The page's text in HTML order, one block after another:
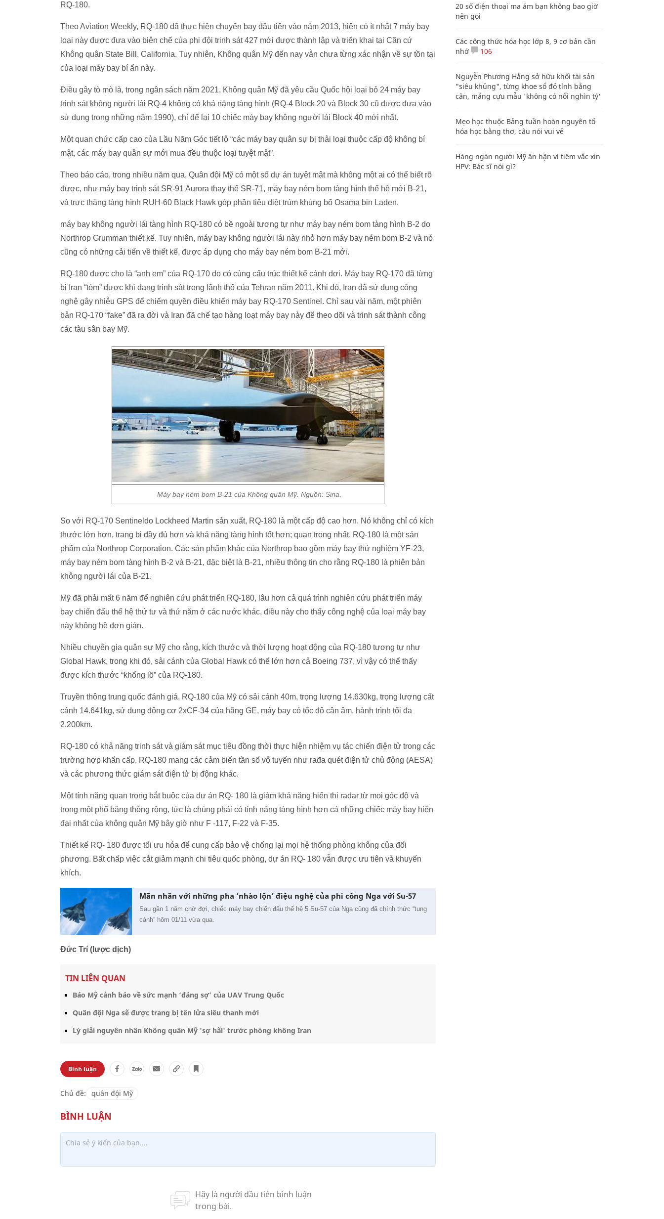
RQ-180.
Theo Aviation Weekly, RQ-180 đã thực hiện chuyến bay đầu tiên vào năm 2013, hiện có ít nhất 7 máy bay
loại này được đưa vào biên chế của phi đội trinh sát 427 mới được thành lập và triển khai tại Căn cứ
Không quân State Bill, California. Tuy nhiên, Không quân Mỹ đến nay vẫn chưa từng xác nhận về sự tồn tại
của loại máy bay bí ẩn này.
Điều gây tò mò là, trong ngân sách năm 2021, Không quân Mỹ đã yêu cầu Quốc hội loại bỏ 24 máy bay
trinh sát không người lái RQ-4 không có khả năng tàng hình (RQ-4 Block 20 và Block 30 cũ được đưa vào
sử dụng trong những năm 1990), chỉ để lại 10 chiếc máy bay không người lái Block 40 mới nhất.
Một quan chức cấp cao của Lầu Năm Góc tiết lộ “các máy bay quân sự bị thải loại thuộc cấp độ không bí
mật, các máy bay quân sự mới mua đều thuộc loại tuyệt mật”.
Theo báo cáo, trong nhiều năm qua, Quân đội Mỹ có một số dự án tuyệt mật mà không một ai có thể biết rõ
được, như máy bay trinh sát SR-91 Aurora thay thế SR-71, máy bay ném bom tàng hình thế hệ mới B-21,
và trực thăng tàng hình RUH-60 Black Hawk góp phần tiêu diệt trùm khủng bố Osama bin Laden.
máy bay không người lái tàng hình RQ-180 có bề ngoài tương tự như máy bay ném bom tàng hình B-2 do
Northrop Grumman thiết kế. Tuy nhiên, máy bay không người lái này nhỏ hơn máy bay ném bom B-2 và nó
cũng có những cải tiến về thiết kế, được áp dụng cho máy bay ném bom B-21 mới.
RQ-180 được cho là “anh em” của RQ-170 do có cùng cấu trúc thiết kế cánh dơi. Máy bay RQ-170 đã từng
bị Iran “tóm” được khi đang trinh sát trong lãnh thổ của Tehran năm 2011. Khi đó, Iran đã sử dụng công
nghệ gây nhiễu GPS để chiếm quyền điều khiển máy bay RQ-170 Sentinel. Chỉ sau vài năm, một phiên
bản RQ-170 “fake” đã ra đời và Iran đã chế tạo hàng loạt máy bay này để theo dõi và trinh sát thành công
các tàu sân bay Mỹ.
Máy bay ném bom B-21 của Không quân Mỹ. Nguồn: Sina.
So với RQ-170 Sentineldo Lockheed Martin sản xuất, RQ-180 là một cấp độ cao hơn. Nó không chỉ có kích
thước lớn hơn, trang bị đầy đủ hơn và khả năng tàng hình tốt hơn; quan trọng nhất, RQ-180 là một sản
phẩm của Northrop Corporation. Các sản phẩm khác của Northrop bao gồm máy bay thử nghiệm YF-23,
máy bay ném bom tàng hình B-2 và B-21, đặc biệt là B-21, nhiều thông tin cho rằng RQ-180 là phiên bản
không người lái của B-21.
Mỹ đã phải mất 6 năm để nghiên cứu phát triển RQ-180, lâu hơn cả quá trình nghiên cứu phát triển máy
bay chiến đấu thế hệ thứ tư và thứ năm ở các nước khác, điều này cho thấy công nghệ của loại máy bay
này không hề đơn giản.
Nhiều chuyên gia quân sự Mỹ cho rằng, kích thước và thời lượng hoạt động của RQ-180 tương tự như
Global Hawk, trong khi đó, sải cánh của Global Hawk có thể lớn hơn cả Boeing 737, vì vậy có thể thấy
được kích thước “khổng lồ” của RQ-180.
Truyền thông trung quốc đánh giá, RQ-180 của Mỹ có sải cánh 40m, trọng lượng 14.630kg, trọng lượng cất
cánh 14.641kg, sử dung động cơ 2xCF-34 của hãng GE, máy bay có tốc độ cận âm, hành trình tối đa
2.200km.
RQ-180 có khả năng trinh sát và giám sát mục tiêu đồng thời thực hiện nhiệm vụ tác chiến điện tử trong các
trường hợp khẩn cấp. RQ-180 mang các cảm biến tần số vô tuyến như rađa quét điện tử chủ động (AESA)
và các phương thức giám sát điện tử bị động khác.
Một tính năng quan trọng bắt buộc của dự án RQ- 180 là giảm khả năng hiển thị radar từ mọi góc độ và
trong một phổ băng thông rộng, tức là chúng phải có tính năng tàng hình hơn cả những chiếc máy bay hiện
đại nhất của không quân Mỹ bây giờ như F -117, F-22 và F-35.
Thiết kế RQ- 180 được tối ưu hóa để cung cấp bảo vệ chống lại mọi hệ thống phòng không của đối
phương. Bất chấp việc cắt giảm mạnh chi tiêu quốc phòng, dự án RQ- 180 vẫn được ưu tiên và khuyến
khích.
Mãn nhãn với những pha ‘nhào lộn’ điệu nghệ của phi công Nga với Su-57
Sau gần 1 năm chờ đợi, chiếc máy bay chiến đấu thế hệ 5 Su-57 của Nga cũng đã chính thức “tung
cánh” hôm 01/11 vừa qua.
Đức Trí (lược dịch)
TIN LIÊN QUAN
Báo Mỹ cảnh báo về sức mạnh ‘đáng sợ’ của UAV Trung Quốc
Quân đội Nga sẽ được trang bị tên lửa siêu thanh mới
Lý giải nguyên nhân Không quân Mỹ 'sợ hãi' trước phòng không Iran
Bình luận
Chủ đề: quân đội Mỹ
20 số điện thoại ma ám bạn không bao giờ
nên gọi
Các công thức hóa học lớp 8, 9 cơ bản cần
nhớ
106
Nguyễn Phương Hằng sở hữu khối tài sản
"siêu khủng", từng khoe sổ đỏ tính bằng
cân, mắng cựu mẫu 'không có nổi nghìn tỷ'
Mẹo học thuộc Bảng tuần hoàn nguyên tố
hóa học bằng thơ, câu nói vui vẻ
Hàng ngàn người Mỹ ân hận vì tiêm vắc xin
HPV: Bác sĩ nói gì?